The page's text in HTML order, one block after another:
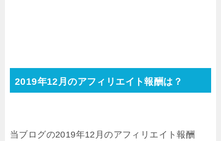
2019年12月のアフィリエイト報酬は？
当ブログの2019年12月のアフィリエイト報酬